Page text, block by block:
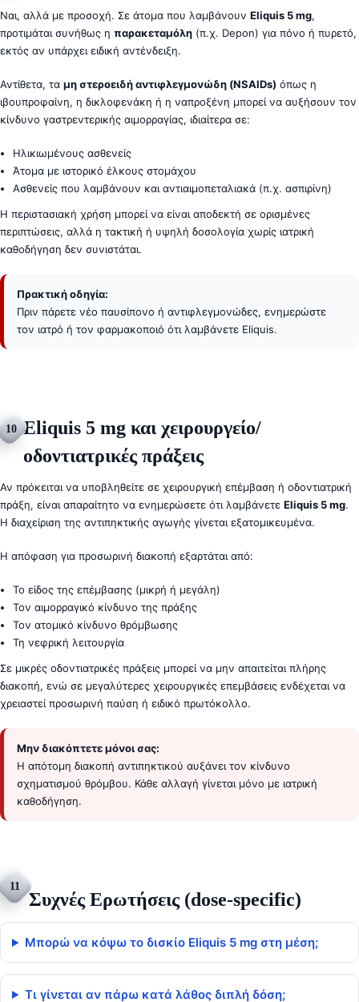
Ναι, αλλά με προσοχή. Σε άτομα που λαμβάνουν Eliquis 5 mg,
προτιμάται συνήθως η παρακεταμόλη (π.χ. Depon) για πόνο ή πυρετό,
εκτός αν υπάρχει ειδική αντένδειξη.
Αντίθετα, τα μη στεροειδή αντιφλεγμονώδη (NSAIDs) όπως η
ιβουπροφαίνη, η δικλοφενάκη ή η ναπροξένη μπορεί να αυξήσουν τον
κίνδυνο γαστρεντερικής αιμορραγίας, ιδιαίτερα σε:
Ηλικιωμένους ασθενείς
Άτομα με ιστορικό έλκους στομάχου
Ασθενείς που λαμβάνουν και αντιαιμοπεταλιακά (π.χ. ασπιρίνη)
Η περιστασιακή χρήση μπορεί να είναι αποδεκτή σε ορισμένες
περιπτώσεις, αλλά η τακτική ή υψηλή δοσολογία χωρίς ιατρική
καθοδήγηση δεν συνιστάται.
Πρακτική οδηγία:
Πριν πάρετε νέο παυσίπονο ή αντιφλεγμονώδες, ενημερώστε
τον ιατρό ή τον φαρμακοποιό ότι λαμβάνετε Eliquis.
10 Eliquis 5 mg και χειρουργείο/
οδοντιατρικές πράξεις
Αν πρόκειται να υποβληθείτε σε χειρουργική επέμβαση ή οδοντιατρική
πράξη, είναι απαραίτητο να ενημερώσετε ότι λαμβάνετε Eliquis 5 mg.
Η διαχείριση της αντιπηκτικής αγωγής γίνεται εξατομικευμένα.
Η απόφαση για προσωρινή διακοπή εξαρτάται από:
Το είδος της επέμβασης (μικρή ή μεγάλη)
Τον αιμορραγικό κίνδυνο της πράξης
Τον ατομικό κίνδυνο θρόμβωσης
Τη νεφρική λειτουργία
Σε μικρές οδοντιατρικές πράξεις μπορεί να μην απαιτείται πλήρης
διακοπή, ενώ σε μεγαλύτερες χειρουργικές επεμβάσεις ενδέχεται να
χρειαστεί προσωρινή παύση ή ειδικό πρωτόκολλο.
Μην διακόπτετε μόνοι σας:
Η απότομη διακοπή αντιπηκτικού αυξάνει τον κίνδυνο
σχηματισμού θρόμβου. Κάθε αλλαγή γίνεται μόνο με ιατρική
καθοδήγηση.
11
Συχνές Ερωτήσεις (dose-specific)
Μπορώ να κόψω το δισκίο Eliquis 5 mg στη μέση;
Τι γίνεται αν πάρω κατά λάθος διπλή δόση;